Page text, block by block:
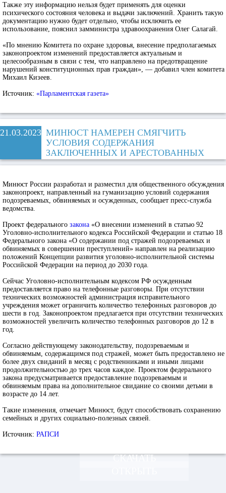
Также эту информацию нельзя будет применять для оценки
психического состояния человека и выдачи заключений. Хранить такую
документацию нужно будет отдельно, чтобы исключить ее
использование, пояснил замминистра здравоохранения Олег Салагай.
«По мнению Комитета по охране здоровья, внесение предполагаемых
законопроектом изменений предоставляется актуальным и
целесообразным в связи с тем, что направлено на предотвращение
нарушений конституционных прав граждан», — добавил член комитета
Михаил Кизеев.
Источник: «Парламентская газета»
21.03.2023 МИНЮСТ НАМЕРЕН СМЯГЧИТЬ
УСЛОВИЯ СОДЕРЖАНИЯ
ЗАКЛЮЧЕННЫХ И АРЕСТОВАННЫХ
Минюст России разработал и разместил для общественного обсуждения
законопроект, направленный на гуманизацию условий содержания
подозреваемых, обвиняемых и осужденных, сообщает пресс-служба
ведомства.
Проект федерального закона «О внесении изменений в статью 92
Уголовно-исполнительного кодекса Российской Федерации и статью 18
Федерального закона «О содержании под стражей подозреваемых и
обвиняемых в совершении преступлений» направлен на реализацию
положений Концепции развития уголовно-исполнительной системы
Российской Федерации на период до 2030 года.
Сейчас Уголовно-исполнительным кодексом РФ осужденным
предоставляется право на телефонные разговоры. При отсутствии
технических возможностей администрация исправительного
учреждения может ограничить количество телефонных разговоров до
шести в год. Законопроектом предлагается при отсутствии технических
возможностей увеличить количество телефонных разговоров до 12 в
год.
Согласно действующему законодательству, подозреваемым и
обвиняемым, содержащимся под стражей, может быть предоставлено не
более двух свиданий в месяц с родственниками и иными лицами
продолжительностью до трех часов каждое. Проектом федерального
закона предусматривается предоставление подозреваемым и
обвиняемым права на дополнительное свидание со своими детьми в
возрасте до 14 лет.
Такие изменения, отмечает Минюст, будут способствовать сохранению
семейных и других социально-полезных связей.
Источник: РАПСИ
СКАЧАТЬ